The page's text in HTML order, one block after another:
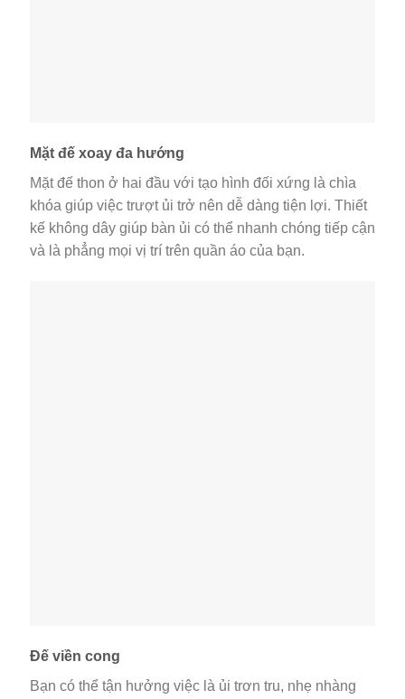
Mặt đế xoay đa hướng
Mặt đế thon ở hai đầu với tạo hình đối xứng là chìa
khóa giúp việc trượt ủi trở nên dễ dàng tiện lợi. Thiết
kế không dây giúp bàn ủi có thể nhanh chóng tiếp cận
và là phẳng mọi vị trí trên quần áo của bạn.
Đế viền cong
Bạn có thể tận hưởng việc là ủi trơn tru, nhẹ nhàng